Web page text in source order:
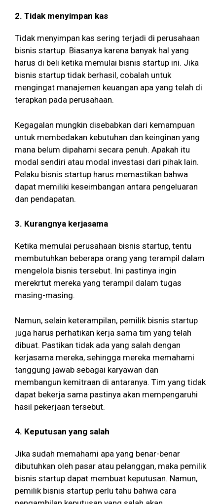
2. Tidak menyimpan kas
Tidak menyimpan kas sering terjadi di perusahaan
bisnis startup. Biasanya karena banyak hal yang
harus di beli ketika memulai bisnis startup ini. Jika
bisnis startup tidak berhasil, cobalah untuk
mengingat manajemen keuangan apa yang telah di
terapkan pada perusahaan.
Kegagalan mungkin disebabkan dari kemampuan
untuk membedakan kebutuhan dan keinginan yang
mana belum dipahami secara penuh. Apakah itu
modal sendiri atau modal investasi dari pihak lain.
Pelaku bisnis startup harus memastikan bahwa
dapat memiliki keseimbangan antara pengeluaran
dan pendapatan.
3. Kurangnya kerjasama
Ketika memulai perusahaan bisnis startup, tentu
membutuhkan beberapa orang yang terampil dalam
mengelola bisnis tersebut. Ini pastinya ingin
merekrtut mereka yang terampil dalam tugas
masing-masing.
Namun, selain keterampilan, pemilik bisnis startup
juga harus perhatikan kerja sama tim yang telah
dibuat. Pastikan tidak ada yang salah dengan
kerjasama mereka, sehingga mereka memahami
tanggung jawab sebagai karyawan dan
membangun kemitraan di antaranya. Tim yang tidak
dapat bekerja sama pastinya akan mempengaruhi
hasil pekerjaan tersebut.
4. Keputusan yang salah
Jika sudah memahami apa yang benar-benar
dibutuhkan oleh pasar atau pelanggan, maka pemilik
bisnis startup dapat membuat keputusan. Namun,
pemilik bisnis startup perlu tahu bahwa cara